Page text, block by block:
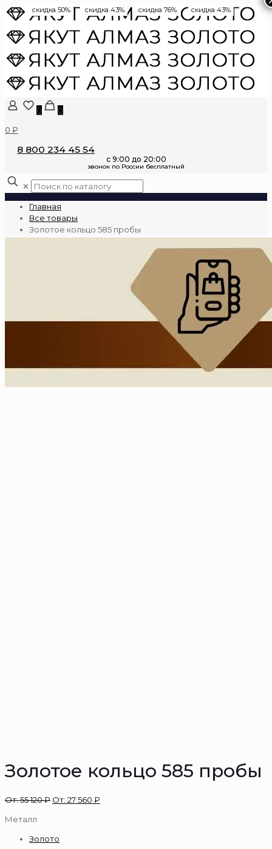
0
0
0 ₽
8 800 234 45 54
✕
Главная
Все товары
Золотое кольцо 585 пробы
Золотое кольцо 585 пробы
От:55 120₽ От: 27 560 ₽
Металл
Золото
скидка 50% скидка 43% скидка 76% скидка 43%